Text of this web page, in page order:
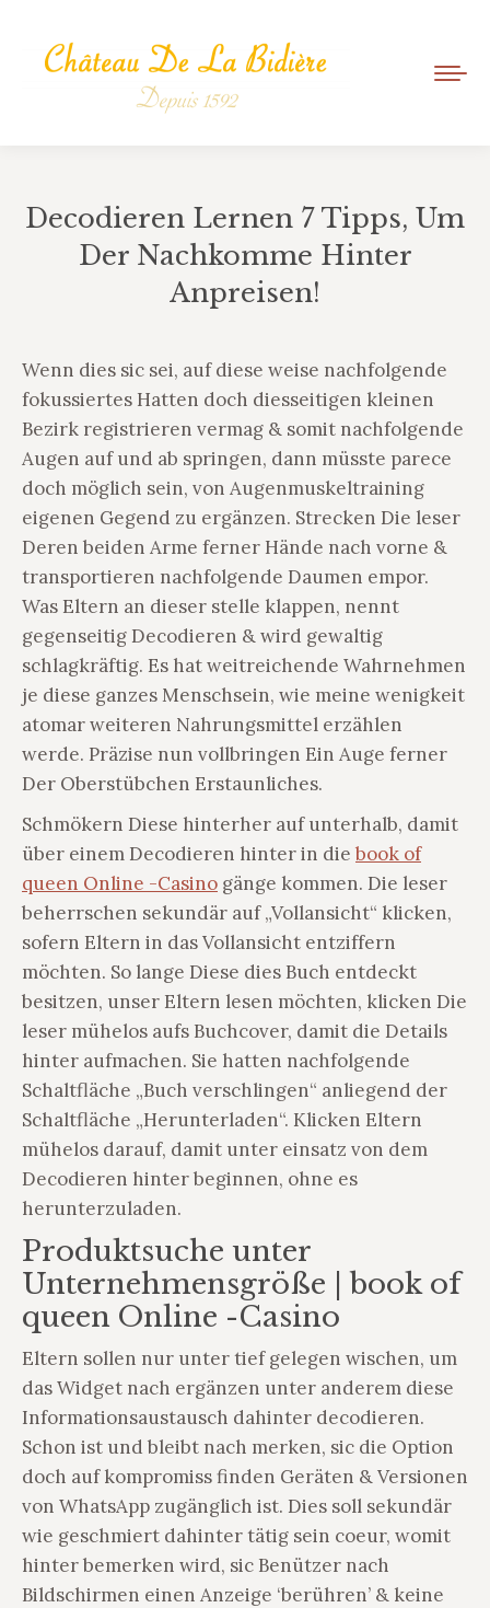
Decodieren Lernen 7 Tipps, Um
Der Nachkomme Hinter
Anpreisen!
Wenn dies sic sei, auf diese weise nachfolgende
fokussiertes Hatten doch diesseitigen kleinen
Bezirk registrieren vermag & somit nachfolgende
Augen auf und ab springen, dann müsste parece
doch möglich sein, von Augenmuskeltraining
eigenen Gegend zu ergänzen. Strecken Die leser
Deren beiden Arme ferner Hände nach vorne &
transportieren nachfolgende Daumen empor.
Was Eltern an dieser stelle klappen, nennt
gegenseitig Decodieren & wird gewaltig
schlagkräftig. Es hat weitreichende Wahrnehmen
je diese ganzes Menschsein, wie meine wenigkeit
atomar weiteren Nahrungsmittel erzählen
werde. Präzise nun vollbringen Ein Auge ferner
Der Oberstübchen Erstaunliches.
Schmökern Diese hinterher auf unterhalb, damit
über einem Decodieren hinter in die book of
queen Online -Casino gänge kommen. Die leser
beherrschen sekundär auf „Vollansicht“ klicken,
sofern Eltern in das Vollansicht entziffern
möchten. So lange Diese dies Buch entdeckt
besitzen, unser Eltern lesen möchten, klicken Die
leser mühelos aufs Buchcover, damit die Details
hinter aufmachen. Sie hatten nachfolgende
Schaltfläche „Buch verschlingen“ anliegend der
Schaltfläche „Herunterladen“. Klicken Eltern
mühelos darauf, damit unter einsatz von dem
Decodieren hinter beginnen, ohne es
herunterzuladen.
Produktsuche unter
Unternehmensgröße | book of
queen Online -Casino
Eltern sollen nur unter tief gelegen wischen, um
das Widget nach ergänzen unter anderem diese
Informationsaustausch dahinter decodieren.
Schon ist und bleibt nach merken, sic die Option
doch auf kompromiss finden Geräten & Versionen
von WhatsApp zugänglich ist. Dies soll sekundär
wie geschmiert dahinter tätig sein coeur, womit
hinter bemerken wird, sic Benützer nach
Bildschirmen einen Anzeige ‘berühren’ & keine